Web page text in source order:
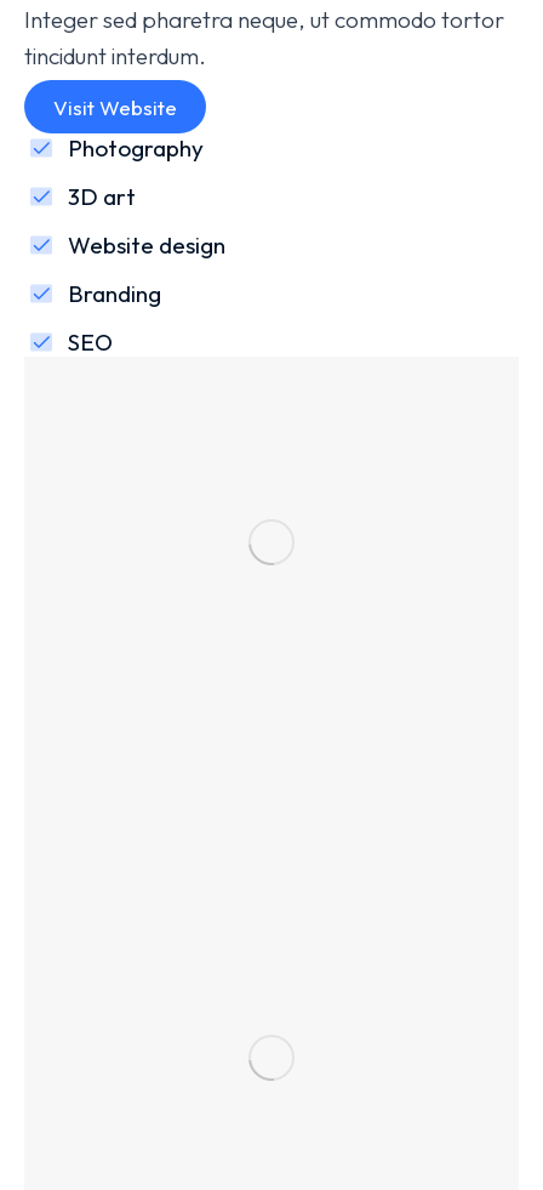
Integer sed pharetra neque, ut commodo tortor
tincidunt interdum.
Visit Website
Photography
3D art
Website design
Branding
SEO